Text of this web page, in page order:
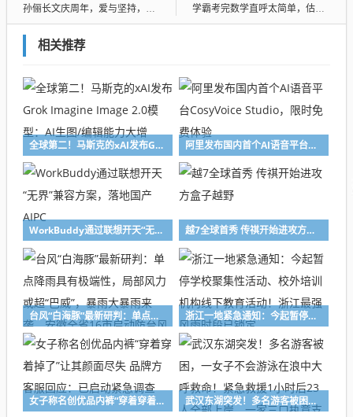
孙俪长文庆周年，爱与坚持，谣言止步 学霸考完数学直呼太简单，估分140，揭秘数学之美的奥秘
相关推荐
全球第二！马斯克的xAI发布Grok Imagine Image 2.0模型：AI生图/编辑能力大增 阿里发布国内首个AI语音平台CosyVoice Studio，限时免费体验
WorkBuddy通过联想开天“无界”兼容方案，落地国产AIPC 越7全球首秀 传祺开始进攻方盒子越野
台风“白海豚”最新研判：单点降雨具有极端性，局部风力或超“巴威”，暴雨大暴雨来袭，安徽全省16市启动防台风四级应急响应 浙江一地紧急通知：今起暂停学校聚集性活动、校外培训机构线下教育活动！浙江最强风雨时段已锁定
女子称名创优品内裤“穿着穿着掉了”让其颜面尽失 品牌方客服回应：已启动紧急调查 武汉东湖突发！多名游客被困，一女子不会游泳在浪中大呼救命！紧急救援1小时后23人全部上岸，一家三口执意支付“救援费”被民警微笑婉拒